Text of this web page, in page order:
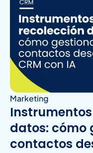
Marketing
datos: cómo
contactos